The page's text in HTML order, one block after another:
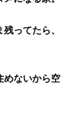
ってたら、
めないから空